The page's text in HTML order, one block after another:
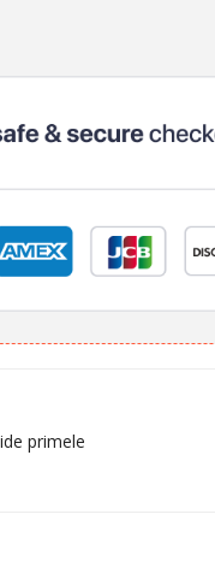
primele